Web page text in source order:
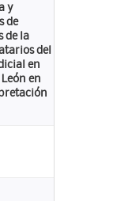
y
de
de la
del
en
en